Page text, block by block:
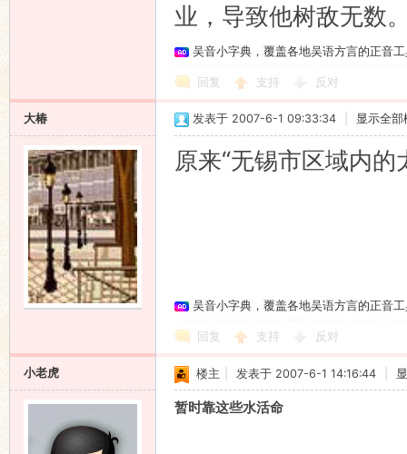
业，导致他树敌无数
吴音小字典，覆盖各地吴语方言的正音
回复 支持 反对
大椿 发表于 2007-6-1 09:33:34 显示全部
原来“无锡市区域内
吴音小字典，覆盖各地吴语方言的正音
回复 支持 反对
小老虎 楼主 发表于 2007-6-1 14:16:44
暂时靠这些水活命